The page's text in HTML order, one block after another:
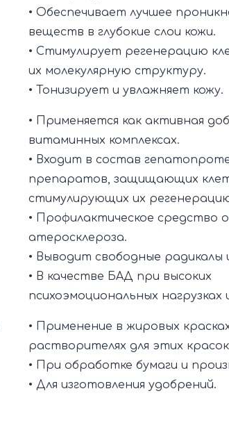
• Обеспечивает лучшее
веществ в глубокие слои кожи.
• Стимулирует регенерацию
их молекулярную структуру.
• Тонизирует и увлажняет кожу.
• Применяется как активная
витаминных комплексах.
• Входит в состав
препаратов, защищающих
стимулирующих их
• Профилактическое средство
атеросклероза.
• Выводит свободные радикалы
• В качестве БАД при высоких
психоэмоциональных нагрузках
• Применение в жировых
растворителях для этих
• При обработке бумаги и
• Для изготовления удобрений.